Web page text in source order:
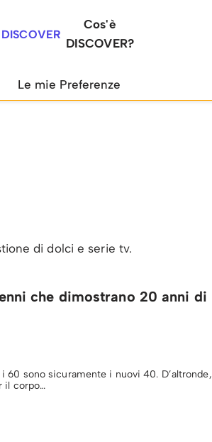
DISCOVER
Cos'è
DISCOVER?
Le mie Preferenze
di dolci e serie tv.
che dimostrano 20 anni di
60 sono sicuramente i nuovi 40. D’altronde,
il corpo…